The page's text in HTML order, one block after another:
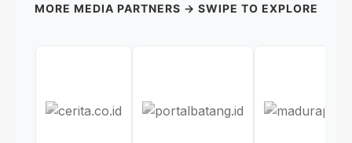
MORE MEDIA PARTNERS → SWIPE TO EXPLORE